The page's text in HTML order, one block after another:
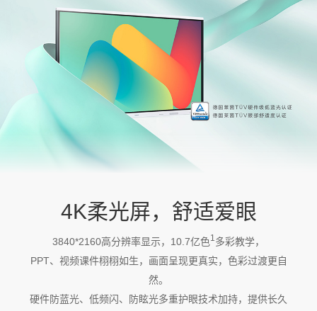
4K柔光屏，舒适爱眼
3840*2160高分辨率显示，10.7亿色1 多彩教学，
PPT、视频课件栩栩如生，画面呈现更真实，色彩过渡更自
然。
硬件防蓝光、低频闪、防眩光多重护眼技术加持，提供长久